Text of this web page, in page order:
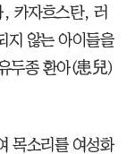
, 카자흐스탄, 러
지 않는 아이들을
두종 환아(患兒)
목소리를 여성화